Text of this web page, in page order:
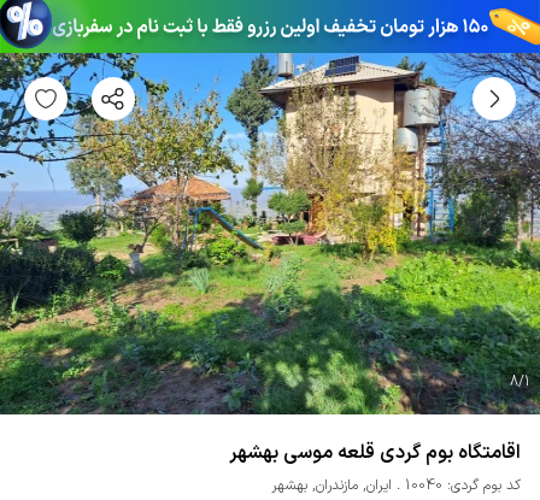
8/1
اقامتگاه بوم گردی قلعه موسی بهشهر
کد بوم گردی: 10040 ایران, مازندران, بهشهر